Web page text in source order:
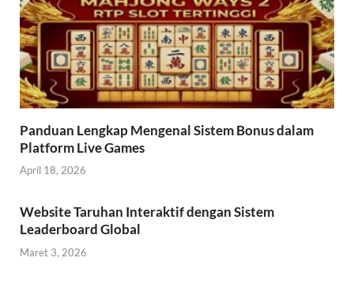
Panduan Lengkap Mengenal Sistem Bonus dalam
Platform Live Games
April 18, 2026
Website Taruhan Interaktif dengan Sistem
Leaderboard Global
Maret 3, 2026